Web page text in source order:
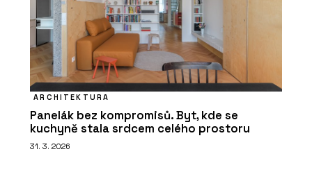
ARCHITEKTURA
Panelák bez kompromisů. Byt, kde se
kuchyně stala srdcem celého prostoru
31. 3. 2026